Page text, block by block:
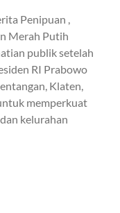
Penipuan ,
Merah Putih
publik setelah
RI Prabowo
Klaten,
memperkuat
kelurahan